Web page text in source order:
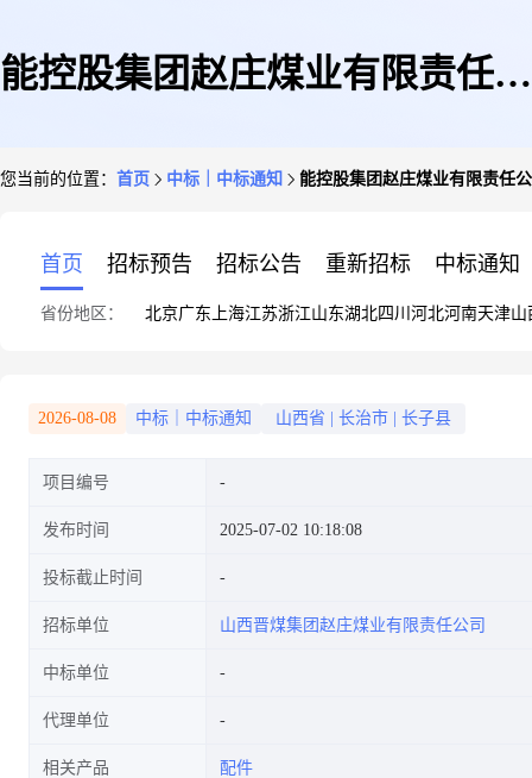
能控股集团赵庄煤业有限责任公
您当前的位置： 首页 中标｜中标通知 能控股集团赵庄煤业有限责任
首页 招标预告 招标公告 重新招标 中标通知
省份地区： 北京广东 上海江苏浙江山东湖北四川 河北河南天津山
2026-08-08 中标｜中标通知 山西省 长治市 长子县
项目编号
发布时间 2025-07-02 10:18:08
投标截止时间
招标单位 山西晋煤集团赵庄煤业有限责任公司
中标单位
代理单位
相关产品 配件